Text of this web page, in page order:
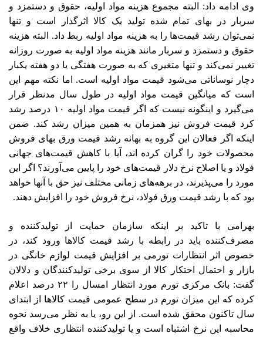
وی ادامه داد: البته مجموع هزینه مواد اولیه، حقوق و دستمزد و
سربار در بهای تمام شده تولید یک کالا اثرگذار است و تنها
نمی‌توان رشد قیمت‌ها را به هزینه مواد اولیه ربط داد. البته هزینه
حقوق و دستمزد و سربار مانند هزینه مواد اولیه به صورت روزانه
تغییر نمی‌کند و تنها متغیری که به صورت هفتگی یا دو هفته یکبار
دچار نوساناتی می‌شود قیمت مواد اولیه است. اما نکته مهم این
است که میانگین قیمت مواد اولیه در طول سال مدنظر قرار
می‌گیرد و اینگونه نیست که اگر قیمت مواد اولیه ۱۰ درصد رشد
کرد قیمت فروش نیز همزمان به همین میزان رشد کند. ضمن
اینکه اگر فعالان این گروه به بهانه رشد قیمت ورق بهای فروش
محصولات خود را گران کرده اند، آیا با کاهش قیمت‌های جهانی
فولاد و یا اصلاح نرخ دلار قیمت‌های خود را پایین می‌آورند؟ اگر این
مورد را می‌پذیرند، در برهه‌های زمانی مختلف نیز حق با آنها خواهد
بود که با رشد قیمت ورق فولاد، نرخ فروش خود را افزایش دهند.
بهرامی با تاکید بر اینکه سازمان حمایت از تولیدکننده و
مصرف‌کننده باید در رابطه با رشد قیمت کالاها ورود کند، در
خصوص اثر انتظارات تورمی بر افزایش قیمت لوازم خانگی در
بازار و احتمال احتکار کالا از سوی برخی تولیدکنندگان و دلالان
گفت: بانک مرکزی تورم مورد انتظار امسال را ۲۲ درصد اعلام
کرده که این میزان تورم در سطح عمومی قیمت کالاها از ابتدای
سال تاکنون محقق شده است. از این رو، یا به نظر می‌رسد نحوه
محاسبه این نرخ اشتباه است و یا تولیدکننده انتظاری خلاف واقع